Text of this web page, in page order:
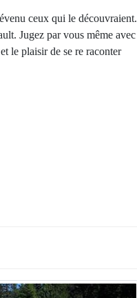
ceux qui le découvraient.
Jugez par vous même avec
le plaisir de se re raconter